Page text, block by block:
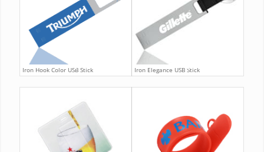
Iron Hook Color USB Stick Iron Elegance USB Stick